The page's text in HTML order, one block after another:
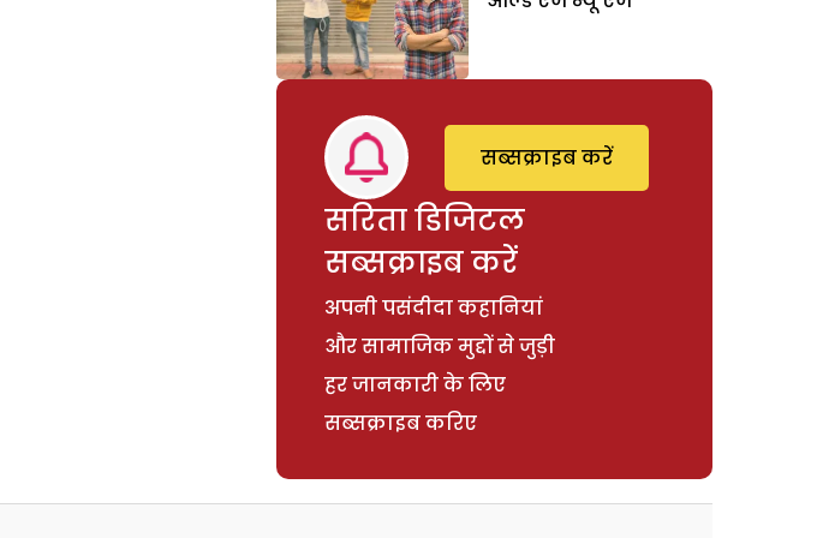
सरिता डिजिटल
सब्सक्राइब करें
अपनी पसंदीदा कहानियां
और सामाजिक मुद्दों से जुड़ी
हर जानकारी के लिए
सब्सक्राइब करिए
सब्सक्राइब करें